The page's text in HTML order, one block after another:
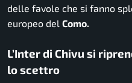
delle favole che si fanno
europeo del Como.
L’Inter di Chivu si
lo scettro